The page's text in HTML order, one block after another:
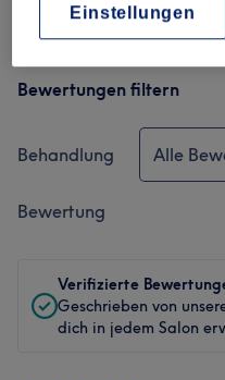
Bewertungen filtern
Behandlung Alle
Bewertung
Verifizierte
Geschrieben von
dich in jedem Salon
Einstellungen